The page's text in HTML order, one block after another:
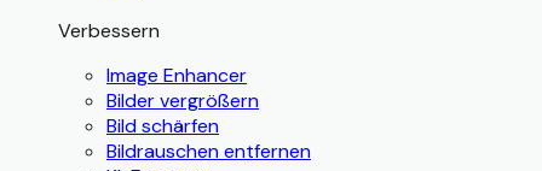
Verbessern
Image Enhancer
Bilder vergrößern
Bild schärfen
Bildrauschen entfernen